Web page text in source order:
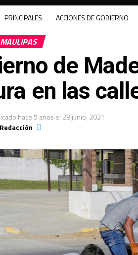
PRINCIPALES ACCIONES DE GOBIERNO
de
en las
hace 5 años el 28 junio, 2021
Redacción